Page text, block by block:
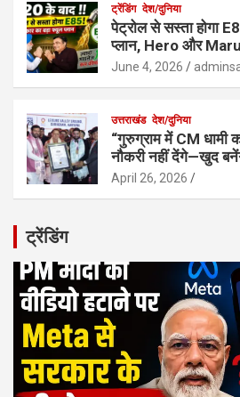
ट्रेंडिंग देश/दुनिया
पेट्रोल से सस्ता होगा
प्लान, Hero और
June 4, 2026
उत्तराखंड देश/दुनिया
“गुरुग्राम में CM धामी
नौकरी नहीं देंगे—खुद
April 26, 2026
ट्रेंडिंग